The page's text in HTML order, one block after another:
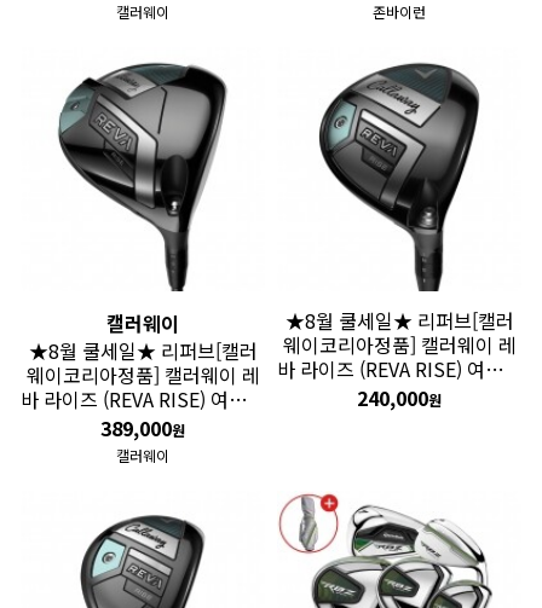
캘러웨이
존바이런
캘러웨이
★8월 쿨세일★ 리퍼브[캘러
웨이코리아정품] 캘러웨이 레
바 라이즈 (REVA RISE) 여성용
드라이버 GF
389,000원
캘러웨이
★8월 쿨세일★ 리퍼브[캘러
웨이코리아정품] 캘러웨이 레
바 라이즈 (REVA RISE) 여성용
5번 페어웨이 우드 GF
240,000원